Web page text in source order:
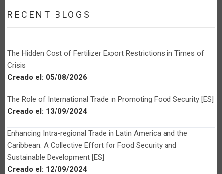
RECENT BLOGS
The Hidden Cost of Fertilizer Export Restrictions in Times of
Crisis
Creado el: 05/08/2026
The Role of International Trade in Promoting Food Security [ES]
Creado el: 13/09/2024
Enhancing Intra-regional Trade in Latin America and the
Caribbean: A Collective Effort for Food Security and
Sustainable Development [ES]
Creado el: 12/09/2024